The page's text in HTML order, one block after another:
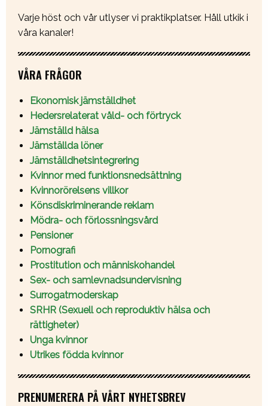
Varje höst och vår utlyser vi praktikplatser. Håll utkik i
våra kanaler!
VÅRA FRÅGOR
Ekonomisk jämställdhet
Hedersrelaterat våld- och förtryck
Jämställd hälsa
Jämställda löner
Jämställdhetsintegrering
Kvinnor med funktionsnedsättning
Kvinnorörelsens villkor
Könsdiskriminerande reklam
Mödra- och förlossningsvård
Pensioner
Pornografi
Prostitution och människohandel
Sex- och samlevnadsundervisning
Surrogatmoderskap
SRHR (Sexuell och reproduktiv hälsa och
rättigheter)
Unga kvinnor
Utrikes födda kvinnor
PRENUMERERA PÅ VÅRT NYHETSBREV